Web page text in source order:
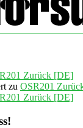
Zurück [DE]
zu OSR201
Zurück [DE]